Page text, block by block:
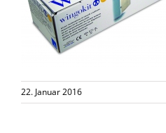
22. Januar 2016